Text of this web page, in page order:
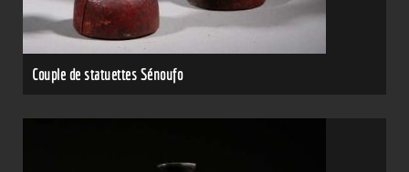
Couple de statuettes Sénoufo